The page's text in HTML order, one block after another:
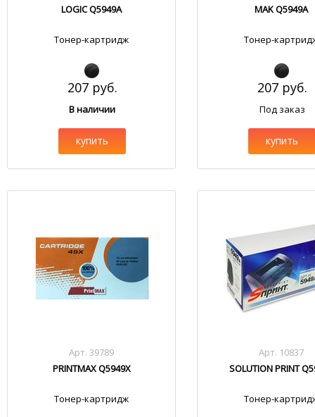
LOGIC Q5949A
Тонер-картридж
207 руб.
В наличии
купить
MAK Q5949A
Тонер-
207 руб.
Под заказ
купить
Арт. 39789
PRINTMAX Q5949X
Тонер-картридж
Арт. 10837
SOLUTION PRINT
Тонер-